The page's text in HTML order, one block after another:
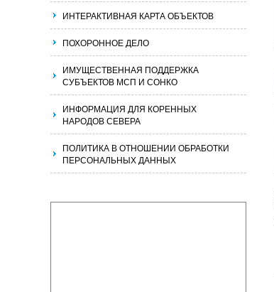
ИНТЕРАКТИВНАЯ КАРТА ОБЪЕКТОВ
ПОХОРОННОЕ ДЕЛО
ИМУЩЕСТВЕННАЯ ПОДДЕРЖКА
СУБЪЕКТОВ МСП И СОНКО
ИНФОРМАЦИЯ ДЛЯ КОРЕННЫХ
НАРОДОВ СЕВЕРА
ПОЛИТИКА В ОТНОШЕНИИ ОБРАБОТКИ
ПЕРСОНАЛЬНЫХ ДАННЫХ